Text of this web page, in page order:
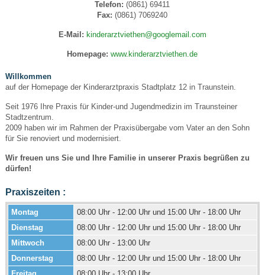
Telefon: (0861) 69411
Fax: (0861) 7069240
E-Mail: kinderarztviethen@googlemail.com
Homepage: www.kinderarztviethen.de
Willkommen
auf der Homepage der Kinderarztpraxis Stadtplatz 12 in Traunstein.
Seit 1976 Ihre Praxis für Kinder-und Jugendmedizin im Traunsteiner
Stadtzentrum.
2009 haben wir im Rahmen der Praxisübergabe vom Vater an den Sohn
für Sie renoviert und modernisiert.
Wir freuen uns Sie und Ihre Familie in unserer Praxis begrüßen zu
dürfen!
Praxiszeiten :
Montag
08:00 Uhr - 12:00 Uhr und 15:00 Uhr - 18:00 Uhr
Dienstag
08:00 Uhr - 12:00 Uhr und 15:00 Uhr - 18:00 Uhr
Mittwoch
08:00 Uhr - 13:00 Uhr
Donnerstag
08:00 Uhr - 12:00 Uhr und 15:00 Uhr - 18:00 Uhr